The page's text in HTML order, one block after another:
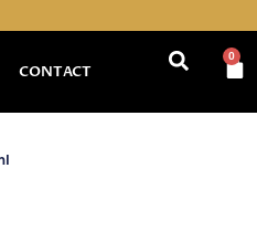
CONTACT
0
Cart